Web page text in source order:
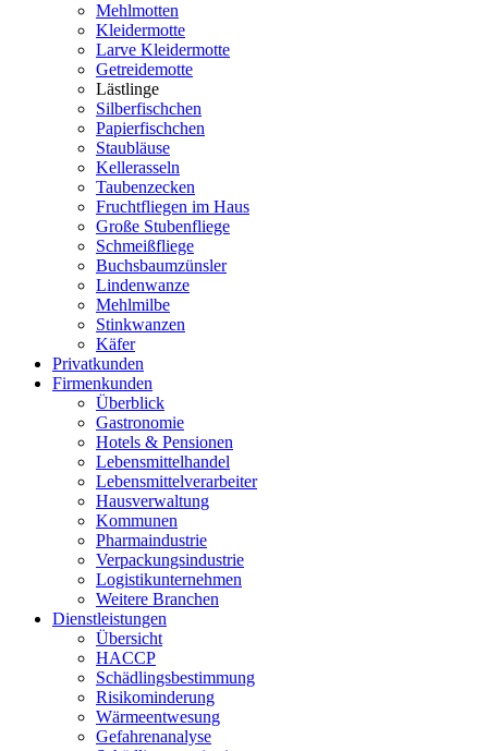
Mehlmotten
Kleidermotte
Larve Kleidermotte
Getreidemotte
Lästlinge
Silberfischchen
Papierfischchen
Staubläuse
Kellerasseln
Taubenzecken
Fruchtfliegen im Haus
Große Stubenfliege
Schmeißfliege
Buchsbaumzünsler
Lindenwanze
Mehlmilbe
Stinkwanzen
Käfer
Privatkunden
Firmenkunden
Überblick
Gastronomie
Hotels & Pensionen
Lebensmittelhandel
Lebensmittelverarbeiter
Hausverwaltung
Kommunen
Pharmaindustrie
Verpackungsindustrie
Logistikunternehmen
Weitere Branchen
Dienstleistungen
Übersicht
HACCP
Schädlingsbestimmung
Risikominderung
Wärmeentwesung
Gefahrenanalyse